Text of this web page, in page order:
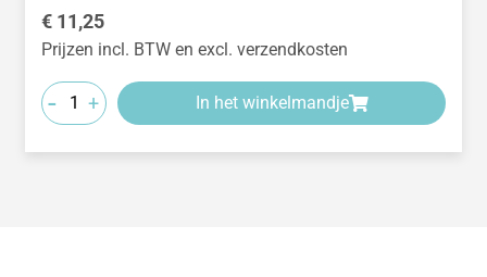
Normale prijs:
€ 11,25
Prijzen incl. BTW en excl. verzendkosten
- + In het winkelmandje